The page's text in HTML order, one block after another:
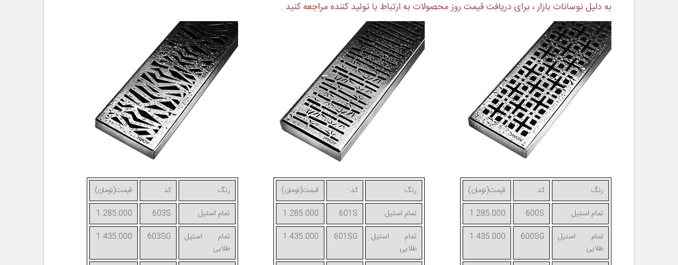
به دلیل نوسانات بازار ، برای دریافت قیمت روز محصولات به ارتباط با تولید کننده مراجعه کنید .
رنگ کد
قیمت(تومان)
تمام استیل
600S
1.285.000
تمام استیل
طلایی
600SG
1.435.000
رنگ کد
قیمت(تومان)
تمام استیل
601S
1.285.000
تمام استیل
طلایی
601SG
1.435.000
رنگ کد
قیمت(تومان)
تمام استیل
603S
1.285.000
تمام استیل
طلایی
603SG
1.435.000